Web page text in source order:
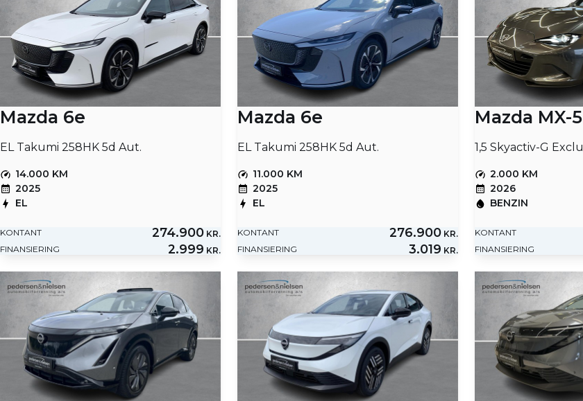
Mazda 6e
EL Takumi 258HK 5d Aut.
14.000 KM
2025
EL
KONTANT 274.900 KR.
FINANSIERING
2.999 KR.
Mazda 6e
EL Takumi 258HK 5d Aut.
11.000 KM
2025
EL
KONTANT 276.900 KR.
FINANSIERING
3.019 KR.
Mazda MX-5
2.000 KM
2026
BENZIN
KONTANT
FINANSIERING